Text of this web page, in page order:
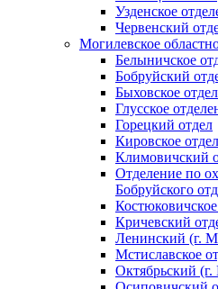
Узденское
Червенский
Могилевское
Белыничское
Бобруйский
Быховское
Глусское
Горецкий отдел
Кировское
Климовичский
Отделение по
Бобруйского
Кричевский
Ленинский (г.
Мстиславское
Октябрьский